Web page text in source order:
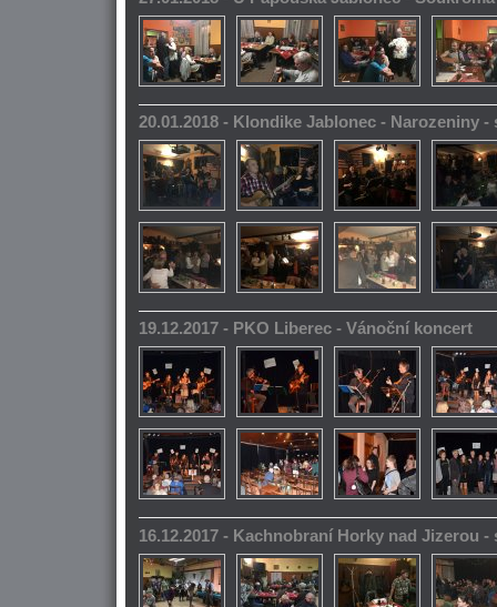
20.01.2018 - Klondike Jablonec - Narozeniny -
19.12.2017 - PKO Liberec - Vánoční koncert
16.12.2017 - Kachnobraní Horky nad Jizerou -